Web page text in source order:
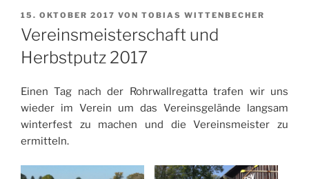
VERÖFFENTLICHT
AM
15. OKTOBER 2017 VON TOBIAS WITTENBECHER
Vereinsmeisterschaft und
Herbstputz 2017
Einen Tag nach der Rohrwallregatta trafen wir uns
wieder im Verein um das Vereinsgelände langsam
winterfest zu machen und die Vereinsmeister zu
ermitteln.